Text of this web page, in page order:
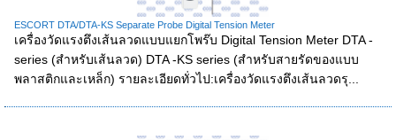
ESCORT DTA/DTA-KS Separate Probe Digital Tension Meter
เครื่องวัดแรงตึงเส้นลวดแบบแยกโพร๊บ Digital Tension Meter DTA -
series (สำหรับเส้นลวด) DTA -KS series (สำหรับสายรัดของแบบ
พลาสติกและเหล็ก) รายละเอียดทั่วไป:เครื่องวัดแรงตึงเส้นลวดรุ...